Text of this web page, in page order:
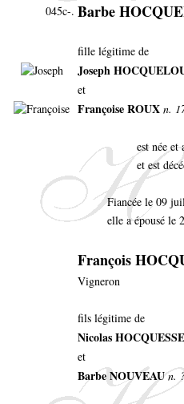
045c-. Barbe
fille légitime de
Joseph
et
Françoise ROUX n.
est née
et est
Fiancée le 09
elle a épousé
François
Vigneron
fils légitime de
Nicolas HOCQUESSE
et
Barbe NOUVEAUn.